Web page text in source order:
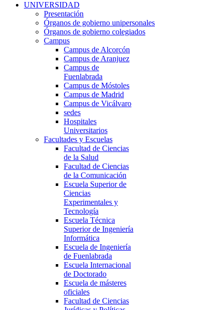
UNIVERSIDAD
Presentación
Órganos de gobierno unipersonales
Órganos de gobierno colegiados
Campus
Campus de Alcorcón
Campus de Aranjuez
Campus de
Fuenlabrada
Campus de Móstoles
Campus de Madrid
Campus de Vicálvaro
sedes
Hospitales
Universitarios
Facultades y Escuelas
Facultad de Ciencias
de la Salud
Facultad de Ciencias
de la Comunicación
Escuela Superior de
Ciencias
Experimentales y
Tecnología
Escuela Técnica
Superior de Ingeniería
Informática
Escuela de Ingeniería
de Fuenlabrada
Escuela Internacional
de Doctorado
Escuela de másteres
oficiales
Facultad de Ciencias